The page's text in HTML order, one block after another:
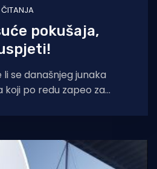
ČITANJA
pokušaja,
li se današnjeg junaka
koji po redu zapeo za